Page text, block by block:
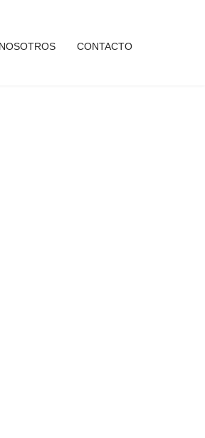
NOSOTROS CONTACTO